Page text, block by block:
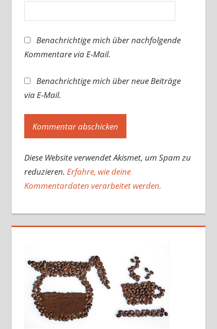
Benachrichtige mich über nachfolgende
Kommentare via E-Mail.
Benachrichtige mich über neue Beiträge
via E-Mail.
Diese Website verwendet Akismet, um Spam zu
reduzieren. Erfahre, wie deine
Kommentardaten verarbeitet werden.